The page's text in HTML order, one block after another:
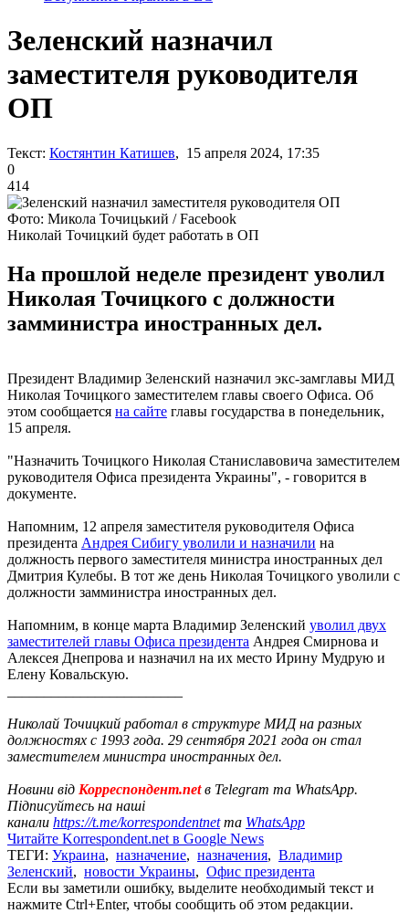
Зеленский назначил
заместителя руководителя
ОП
Текст: Костянтин Катишев, 15 апреля 2024, 17:35
0
414
Фото: Микола Точицький / Facebook
Николай Точицкий будет работать в ОП
На прошлой неделе президент уволил
Николая Точицкого с должности
замминистра иностранных дел.
Президент Владимир Зеленский назначил экс-замглавы МИД
Николая Точицкого заместителем главы своего Офиса. Об
этом сообщается на сайте главы государства в понедельник,
15 апреля.
"Назначить Точицкого Николая Станиславовича заместителем
руководителя Офиса президента Украины", - говорится в
документе.
Напомним, 12 апреля заместителя руководителя Офиса
президента Андрея Сибигу уволили и назначили на
должность первого заместителя министра иностранных дел
Дмитрия Кулебы. В тот же день Николая Точицкого уволили с
должности замминистра иностранных дел.
Напомним, в конце марта Владимир Зеленский уволил двух
заместителей главы Офиса президента Андрея Смирнова и
Алексея Днепрова и назначил на их место Ирину Мудрую и
Елену Ковальскую.
Николай Точицкий работал в структуре МИД на разных
должностях с 1993 года. 29 сентября 2021 года он стал
заместителем министра иностранных дел.
Новини від Корреспондент.netв Telegram та WhatsApp.
Підписуйтесь на наші
канали https://t.me/korrespondentnetта WhatsApp
Читайте Korrespondent.net в Google News
ТЕГИ: Украина, назначение, назначения, Владимир
Зеленский, новости Украины, Офис президента
Если вы заметили ошибку, выделите необходимый текст и
нажмите Ctrl+Enter, чтобы сообщить об этом редакции.